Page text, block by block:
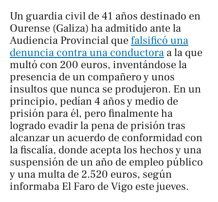
Un guardia civil de 41 años destinado en
Ourense (Galiza) ha admitido ante la
Audiencia Provincial quefalsificó una
denuncia contra una conductora a la que
multó con 200 euros, inventándose la
presencia de un compañero y unos
insultos que nunca se produjeron. En un
principio, pedían 4 años y medio de
prisión para él, pero finalmente ha
logrado evadir la pena de prisión tras
alcanzar un acuerdo de conformidad con
la fiscalía, donde acepta los hechos y una
suspensión de un año de empleo público
y una multa de 2.520 euros, según
informaba El Faro de Vigo este jueves.